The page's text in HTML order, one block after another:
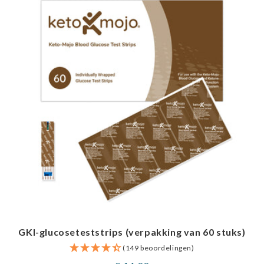
GKI-glucoseteststrips (verpakking van 60 stuks)
(149 beoordelingen)